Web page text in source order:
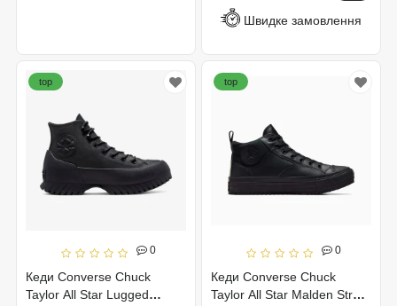
Швидке замовлення
0
Кеди Converse Chuck
Taylor All Star Lugged
top
0
Кеди Converse Chuck
Taylor All Star Malden Street
top